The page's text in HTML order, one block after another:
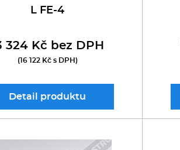
lázně
L FE-4
324 Kč bez DPH
(16 122 Kč s DPH)
Detail produktu